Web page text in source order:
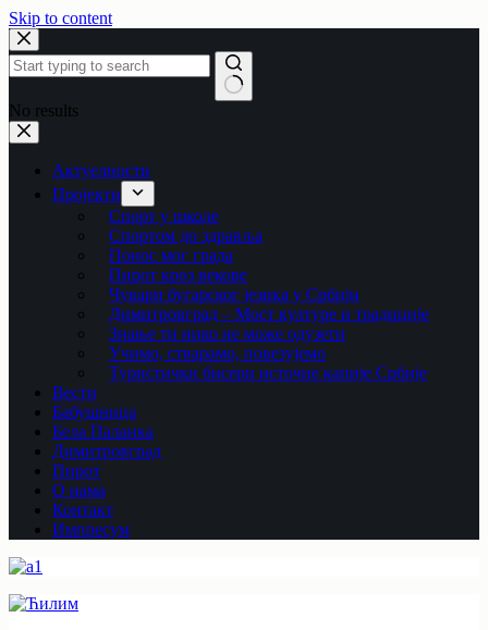
Skip to content
No results
Актуелности
Пројекти
Спорт у школе
Спортом до здравља
Понос мог града
Пирот кроз векове
Чувари бугарског језика у Србији
Димитровград – Мост културе и традиције
Знање ти нико не може одузети
Учимо, стварамо, повезујемо
Туристички бисери источне капије Србије
Вести
Бабушница
Бела Паланка
Димитровград
Пирот
О нама
Контакт
Импресум